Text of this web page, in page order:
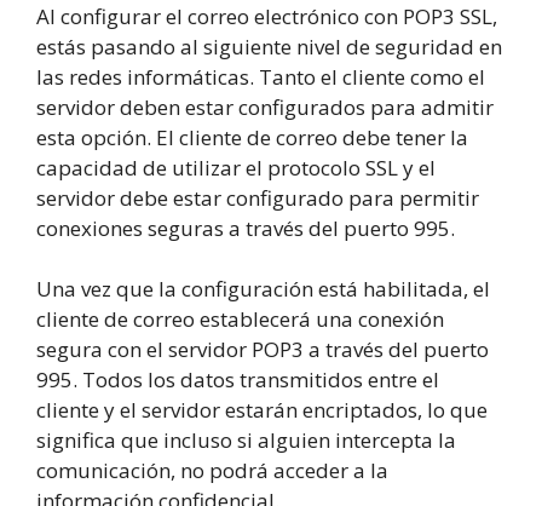
Al configurar el correo electrónico con POP3 SSL,
estás pasando al siguiente nivel de seguridad en
las redes informáticas. Tanto el cliente como el
servidor deben estar configurados para admitir
esta opción. El cliente de correo debe tener la
capacidad de utilizar el protocolo SSL y el
servidor debe estar configurado para permitir
conexiones seguras a través del puerto 995.
Una vez que la configuración está habilitada, el
cliente de correo establecerá una conexión
segura con el servidor POP3 a través del puerto
995. Todos los datos transmitidos entre el
cliente y el servidor estarán encriptados, lo que
significa que incluso si alguien intercepta la
comunicación, no podrá acceder a la